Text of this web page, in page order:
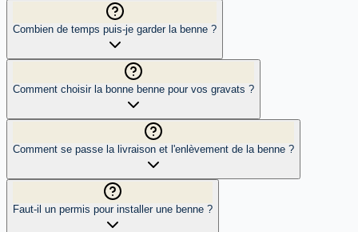
Combien de temps puis-je garder la benne ?
Comment choisir la bonne benne pour vos gravats ?
Comment se passe la livraison et l'enlèvement de la benne ?
Faut-il un permis pour installer une benne ?